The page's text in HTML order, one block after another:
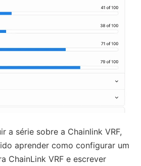
a série sobre a Chainlink VRF,
aprender como configurar um
ChainLink VRF e escrever